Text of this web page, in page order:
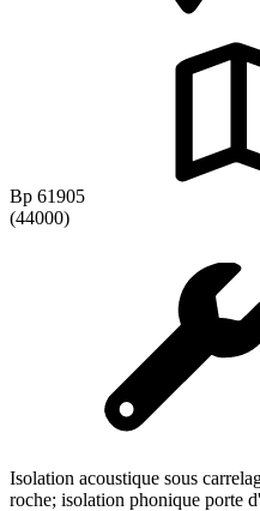
Bp 61905
(44000)
Isolation acoustique sous
roche; isolation phonique porte